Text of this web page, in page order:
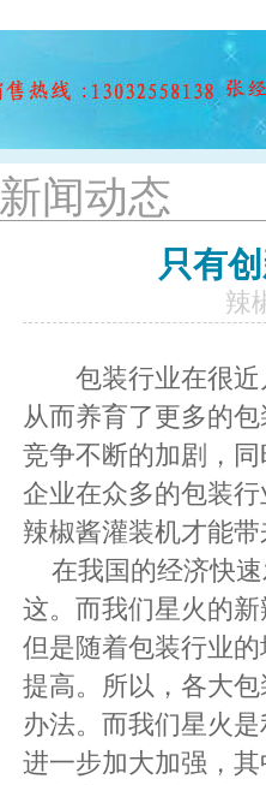
新闻动态
只有
辣
包装行业在很近
从而养育了更多的
竞争不断的加剧，
企业在众多的包装
辣椒酱灌装机才能
在我国的经济快速
这。而我们星火的
但是随着包装行业
提高。所以，各大
办法。而我们星火
进一步加大加强，